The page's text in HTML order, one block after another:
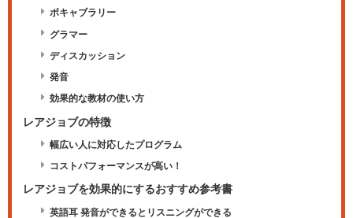
ボキャブラリー
グラマー
ディスカッション
発音
効果的な教材の使い方
レアジョブの特徴
幅広い人に対応したプログラム
コストパフォーマンスが高い！
レアジョブを効果的にするおすすめ参考書
英語耳 発音ができるとリスニングができる